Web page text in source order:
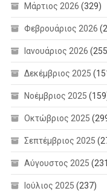
Μάρτιος 2026 (329)
Φεβρουάριος 2026
Ιανουάριος 2026
Δεκέμβριος 2025
Νοέμβριος 2025
Οκτώβριος 2025
Σεπτέμβριος 2025
Αύγουστος 2025
Ιούλιος 2025 (237)